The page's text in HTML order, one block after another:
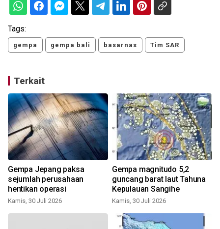
Tags:
gempa gempa bali basarnas Tim SAR
Terkait
Gempa Jepang paksa
sejumlah perusahaan
hentikan operasi
Kamis, 30 Juli 2026
Gempa magnitudo 5,2
guncang barat laut Tahuna
Kepulauan Sangihe
Kamis, 30 Juli 2026